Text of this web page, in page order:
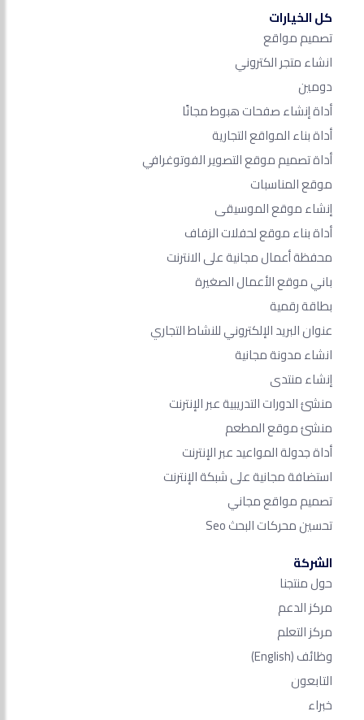
كل الخيارات
تصميم مواقع
انشاء متجر الكتروني
دومين
أداة إنشاء صفحات هبوط مجانًا
أداة بناء المواقع التجارية
أداة تصميم موقع التصوير الفوتوغرافي
موقع المناسبات
إنشاء موقع الموسيقى
أداة بناء موقع لحفلات الزفاف
محفظة أعمال مجانية على الانترنت
باني موقع الأعمال الصغيرة
بطاقة رقمية
عنوان البريد الإلكتروني للنشاط التجاري
انشاء مدونة مجانية
إنشاء منتدى
منشئ الدورات التدريبية عبر الإنترنت
منشئ موقع المطعم
أداة جدولة المواعيد عبر الإنترنت
استضافة مجانية على شبكة الإنترنت
تصميم مواقع مجاني
تحسين محركات البحث Seo​
الشركة
حول منتجنا
مركز الدعم
مركز التعلم
وظائف(English)
التابعون
خبراء